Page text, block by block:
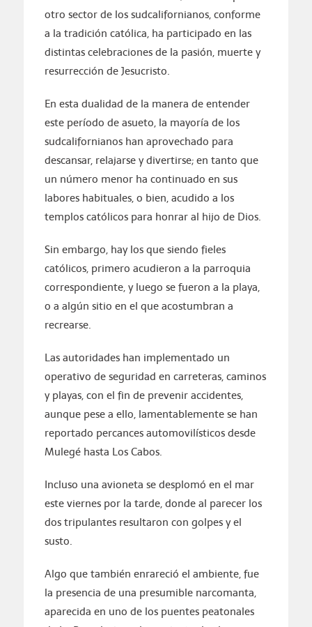
otro sector de los sudcalifornianos, conforme
a la tradición católica, ha participado en las
distintas celebraciones de la pasión, muerte y
resurrección de Jesucristo.
En esta dualidad de la manera de entender
este período de asueto, la mayoría de los
sudcalifornianos han aprovechado para
descansar, relajarse y divertirse; en tanto que
un número menor ha continuado en sus
labores habituales, o bien, acudido a los
templos católicos para honrar al hijo de Dios.
Sin embargo, hay los que siendo fieles
católicos, primero acudieron a la parroquia
correspondiente, y luego se fueron a la playa,
o a algún sitio en el que acostumbran a
recrearse.
Las autoridades han implementado un
operativo de seguridad en carreteras, caminos
y playas, con el fin de prevenir accidentes,
aunque pese a ello, lamentablemente se han
reportado percances automovilísticos desde
Mulegé hasta Los Cabos.
Incluso una avioneta se desplomó en el mar
este viernes por la tarde, donde al parecer los
dos tripulantes resultaron con golpes y el
susto.
Algo que también enrareció el ambiente, fue
la presencia de una presumible narcomanta,
aparecida en uno de los puentes peatonales